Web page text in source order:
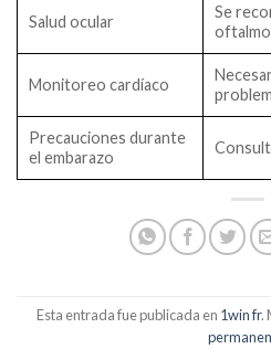
Salud ocular
Se
Monitoreo cardíaco
Precauciones durante
el embarazo
Esta entrada fue publicada en 1win fr.